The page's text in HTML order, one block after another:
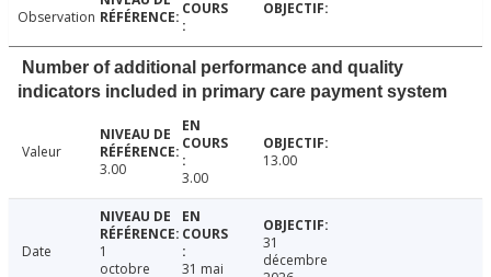
Observation
Number of additional performance and quality
indicators included in primary care payment system
Valeur
3.00
3.00
13.00
Date
1
octobre
31 mai
31
décembre